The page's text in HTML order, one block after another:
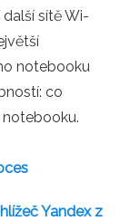
sítě Wi-
notebooku
co
Yandex z